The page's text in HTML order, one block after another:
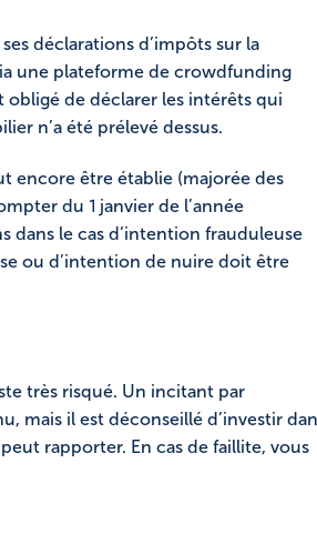
déclarations d’impôts sur la
une plateforme de crowdfunding
obligé de déclarer les intérêts qui
n’a été prélevé dessus.
encore être établie (majorée des
du 1 janvier de l’année
dans le cas d’intention frauduleuse
ou d’intention de nuire doit être
très risqué. Un incitant par
mais il est déconseillé d’investir
rapporter. En cas de faillite, vous